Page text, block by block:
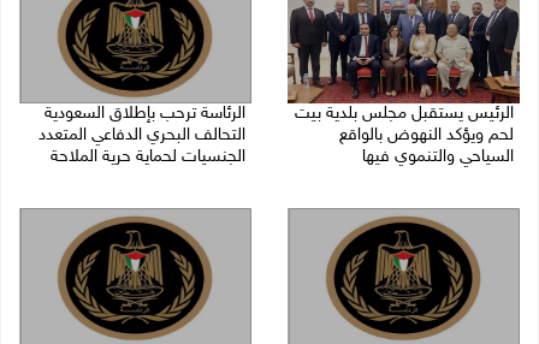
الرئيس يستقبل مجلس بلدية بيت
لحم ويؤكد النهوض بالواقع
السياحي والتنموي فيها
الرئاسة ترحب بإطلاق السعودية
التحالف البحري الدفاعي المتعدد
الجنسيات لحماية حرية الملاحة